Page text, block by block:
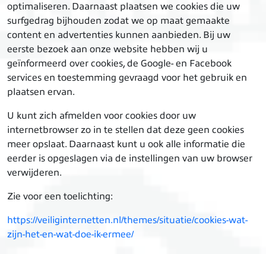
optimaliseren. Daarnaast plaatsen we cookies die uw
surfgedrag bijhouden zodat we op maat gemaakte
content en advertenties kunnen aanbieden. Bij uw
eerste bezoek aan onze website hebben wij u
geïnformeerd over cookies, de Google- en Facebook
services en toestemming gevraagd voor het gebruik en
plaatsen ervan.
U kunt zich afmelden voor cookies door uw
internetbrowser zo in te stellen dat deze geen cookies
meer opslaat. Daarnaast kunt u ook alle informatie die
eerder is opgeslagen via de instellingen van uw browser
verwijderen.
Zie voor een toelichting:
https://veiliginternetten.nl/themes/situatie/cookies-wat-
zijn-het-en-wat-doe-ik-ermee/